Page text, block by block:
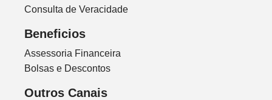
Consulta de Veracidade
Beneficios
Assessoria Financeira
Bolsas e Descontos
Outros Canais